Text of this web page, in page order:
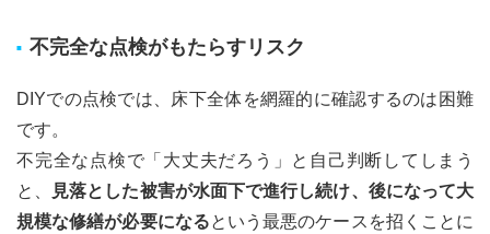
不完全な点検がもたらすリスク
DIYでの点検では、床下全体を網羅的に確認するのは困難
です。
不完全な点検で「大丈夫だろう」と自己判断してしまう
と、
見落とした被害が水面下で進行し続け、後になって大
規模な修繕が必要になるという最悪のケースを招くことに